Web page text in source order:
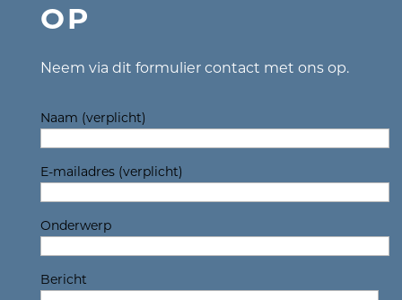
OP
Neem via dit formulier contact met ons op.
Naam (verplicht)
E-mailadres (verplicht)
Onderwerp
Bericht